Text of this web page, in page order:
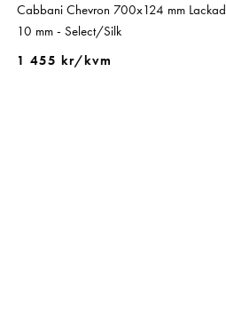
Cabbani Chevron 700x124 mm Lackad
10 mm - Select/Silk
1 455 kr/kvm